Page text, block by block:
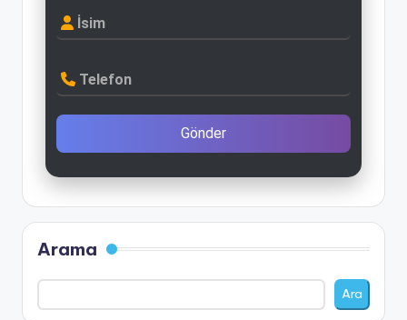
İsim
Telefon
Gönder
Arama
Ara